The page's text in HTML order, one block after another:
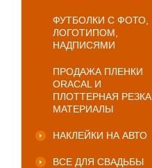
ФУТБОЛКИ С ФОТО,
ЛОГОТИПОМ,
НАДПИСЯМИ
ПРОДАЖА ПЛЕНКИ
ORACAL И
ПЛОТТЕРНАЯ РЕЗКА,
МАТЕРИАЛЫ
НАКЛЕЙКИ НА АВТО
ВСЕ ДЛЯ СВАДЬБЫ